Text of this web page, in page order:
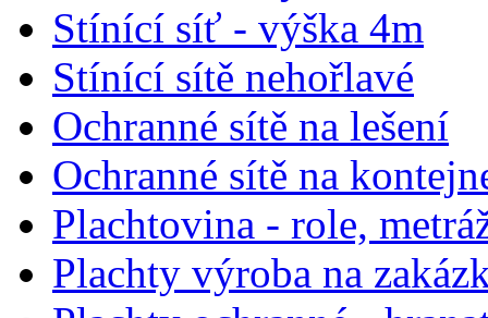
Stínící síť - výška 4m
Stínící sítě nehořlavé
Ochranné sítě na lešení
Ochranné sítě na
Plachtovina - role,
Plachty výroba na